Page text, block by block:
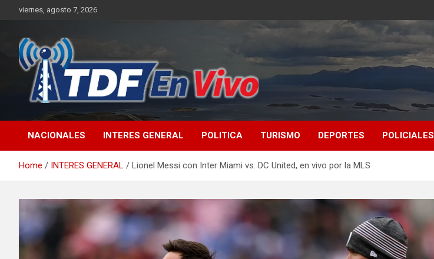
viernes, agosto 7, 2026
NACIONALES INTERES GENERAL POLITICA TURISMO DEPORTES POLICIALES
Home INTERES GENERAL Lionel Messi con Inter Miami vs. DC United, en vivo por la MLS